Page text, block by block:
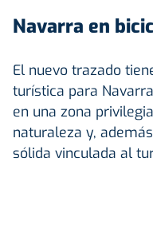
Navarra en
El nuevo trazado
turística para
en una zona
naturaleza y,
sólida vinculada al